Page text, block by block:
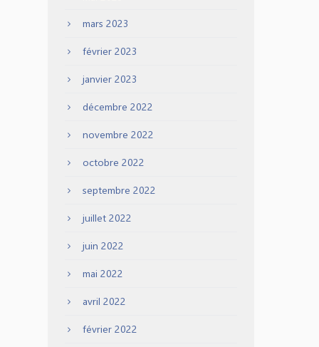
mars 2023
février 2023
janvier 2023
décembre 2022
novembre 2022
octobre 2022
septembre 2022
juillet 2022
juin 2022
mai 2022
avril 2022
février 2022